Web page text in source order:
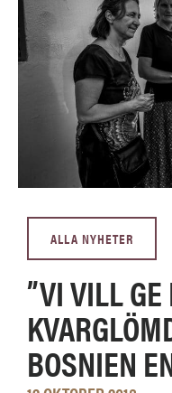
ALLA NYHETER
”VI VILL GE
BOSNIEN